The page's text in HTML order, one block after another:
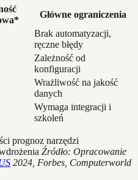
Główne ograniczenia
Brak automatyzacji,
ręczne błędy
Zależność od
konfiguracji
Wrażliwość na jakość
danych
Wymaga integracji i
szkoleń
prognoz narzędzi
Źródło: Opracowanie
2024, Forbes, Computerworld